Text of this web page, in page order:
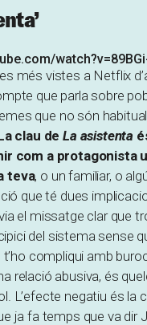
més vistes a Netflix
que parla sobre
que no són
clau deLa asistenta
com a protagonista
teva, o un familiar, o
que té dues
el missatge clar que
del sistema sense
t’ho compliqui amb
relació abusiva, és
L’efecte negatiu és la
ja fa temps que va dir